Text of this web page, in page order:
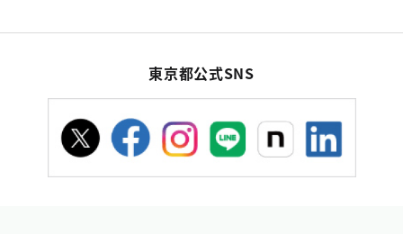
東京都公式SNS